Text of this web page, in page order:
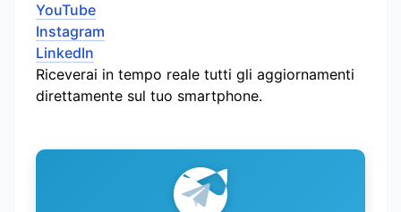
YouTube
Instagram
LinkedIn
Riceverai in tempo reale tutti gli aggiornamenti
direttamente sul tuo smartphone.